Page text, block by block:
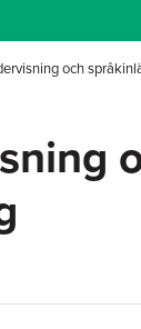
och